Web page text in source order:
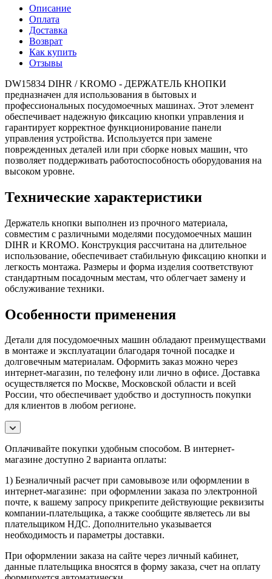
Описание
Оплата
Доставка
Возврат
Как купить
Отзывы
DW15834 DIHR / KROMO - ДЕРЖАТЕЛЬ КНОПКИ
предназначен для использования в бытовых и
профессиональных посудомоечных машинах. Этот элемент
обеспечивает надежную фиксацию кнопки управления и
гарантирует корректное функционирование панели
управления устройства. Используется при замене
поврежденных деталей или при сборке новых машин, что
позволяет поддерживать работоспособность оборудования на
высоком уровне.
Технические характеристики
Держатель кнопки выполнен из прочного материала,
совместим с различными моделями посудомоечных машин
DIHR и KROMO. Конструкция рассчитана на длительное
использование, обеспечивает стабильную фиксацию кнопки и
легкость монтажа. Размеры и форма изделия соответствуют
стандартным посадочным местам, что облегчает замену и
обслуживание техники.
Особенности применения
Детали для посудомоечных машин обладают преимуществами
в монтаже и эксплуатации благодаря точной посадке и
долговечным материалам. Оформить заказ можно через
интернет-магазин, по телефону или лично в офисе. Доставка
осуществляется по Москве, Московской области и всей
России, что обеспечивает удобство и доступность покупки
для клиентов в любом регионе.
Оплачивайте покупки удобным способом. В интернет-
магазине доступно 2 варианта оплаты:
1) Безналичный расчет при самовывозе или оформлении в
интернет-магазине: при оформлении заказа по электронной
почте, к вашему запросу прикрепите действующие реквизиты
компании-плательщика, а также сообщите являетесь ли вы
плательщиком НДС. Дополнительно указывается
необходимость и параметры доставки.
При оформлении заказа на сайте через личный кабинет,
данные плательщика вносятся в форму заказа, счет на оплату